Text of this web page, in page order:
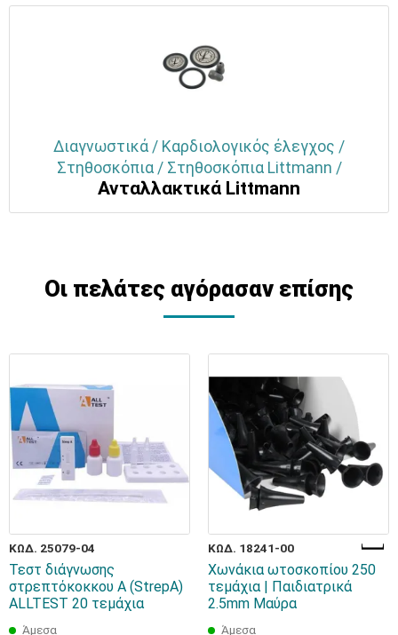
Διαγνωστικά / Καρδιολογικός έλεγχος /
Στηθοσκόπια / Στηθοσκόπια Littmann /
Ανταλλακτικά Littmann
Οι πελάτες αγόρασαν επίσης
ΚΩΔ. 25079-04
Τεστ διάγνωσης
στρεπτόκοκκου Α (StrepA)
ALLTEST 20 τεμάχια
Άμεσα
ΚΩΔ. 18241-00
Χωνάκια ωτοσκοπίου 250
τεμάχια | Παιδιατρικά
2.5mm Μαύρα
Άμεσα